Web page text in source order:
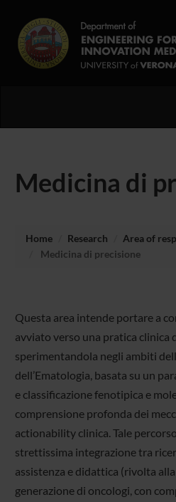
Medicina di
Home Research
Area of
Medicina di precisione
Questa area intende portare a
avviato verso una pratica clinica
sperimentandola negli ambiti
dell’Ematologia, basata su un
e classificazione fenotipica e
comprensione profonda dei
actionability clinica. Tale
strettissima integrazione tra
assistenza e didattica (rivolta
generazione di oncologi, con